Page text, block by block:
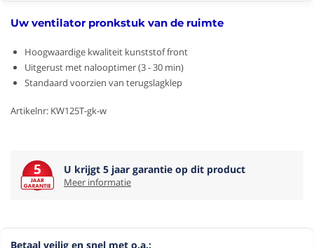
Uw ventilator pronkstuk van de ruimte
Hoogwaardige kwaliteit kunststof front
Uitgerust met nalooptimer (3 - 30 min)
Standaard voorzien van terugslagklep
U krijgt 5 jaar garantie op dit product
Meer informatie
Artikelnr: KW125T-gk-w
Betaal veilig en snel met o.a.: